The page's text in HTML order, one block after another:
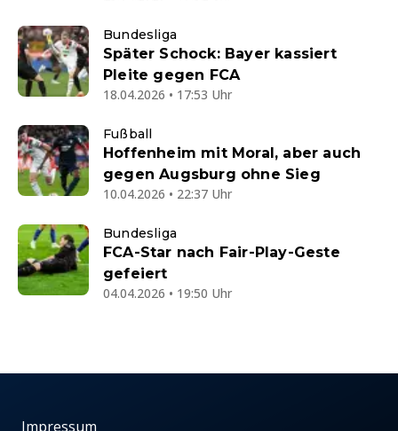
Bundesliga
Später Schock: Bayer kassiert
Pleite gegen FCA
18.04.2026 • 17:53 Uhr
Fußball
Hoffenheim mit Moral, aber auch
gegen Augsburg ohne Sieg
10.04.2026 • 22:37 Uhr
Bundesliga
FCA-Star nach Fair-Play-Geste
gefeiert
04.04.2026 • 19:50 Uhr
Impressum